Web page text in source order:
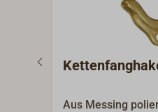
Aus Messing